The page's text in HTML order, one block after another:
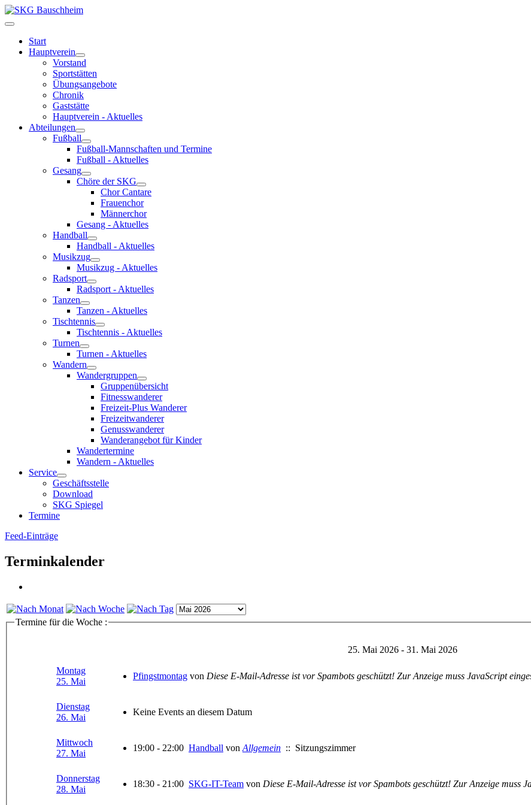
Start
Hauptverein
Vorstand
Sportstätten
Übungsangebote
Chronik
Gaststätte
Hauptverein - Aktuelles
Abteilungen
Fußball
Fußball-Mannschaften und Termine
Fußball - Aktuelles
Gesang
Chöre der SKG
Chor Cantare
Frauenchor
Männerchor
Gesang - Aktuelles
Handball
Handball - Aktuelles
Musikzug
Musikzug - Aktuelles
Radsport
Radsport - Aktuelles
Tanzen
Tanzen - Aktuelles
Tischtennis
Tischtennis - Aktuelles
Turnen
Turnen - Aktuelles
Wandern
Wandergruppen
Gruppenübersicht
Fitnesswanderer
Freizeit-Plus Wanderer
Freizeitwanderer
Genusswanderer
Wanderangebot für Kinder
Wandertermine
Wandern - Aktuelles
Service
Geschäftsstelle
Download
SKG Spiegel
Termine
Feed-Einträge
Terminkalender
Termine für die Woche :
25. Mai 2026 - 31. Mai 2026
Montag
25. Mai
Pfingstmontag von Diese E-Mail-Adresse ist vor Spambots geschützt! Zur Anzeige muss JavaScript
Dienstag
26. Mai
Keine Events an diesem Datum
Mittwoch
27. Mai
19:00 - 22:00 Handball von Allgemein :: Sitzungszimmer
Donnerstag
28. Mai
18:30 - 21:00 SKG-IT-Team von Diese E-Mail-Adresse ist vor Spambots geschützt! Zur Anzeige muss